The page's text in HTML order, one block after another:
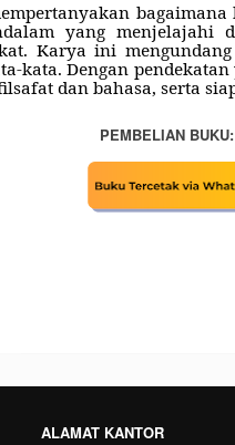
yang menjelajahi
Karya ini
kata. Dengan
dan bahasa, serta
PEMBELIAN BUKU:
ALAMAT KANTOR